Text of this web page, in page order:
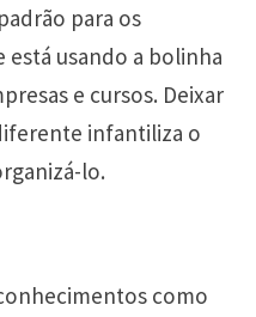
para os
está usando a bolinha
e cursos. Deixar
infantiliza o
lo.
como